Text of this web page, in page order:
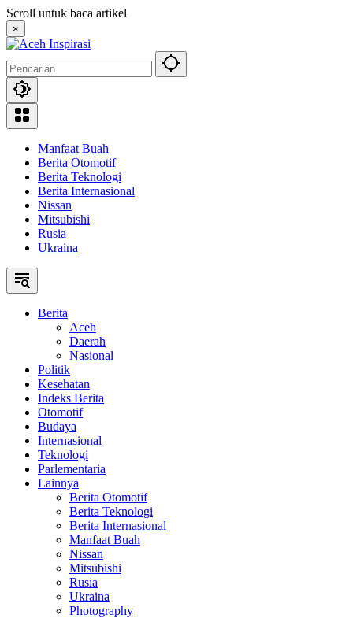
Langsung
ke
konten
Scroll untuk baca artikel
×
Manfaat Buah
Berita Otomotif
Berita Teknologi
Berita Internasional
Nissan
Mitsubishi
Rusia
Ukraina
Berita
Aceh
Daerah
Nasional
Politik
Kesehatan
Indeks Berita
Otomotif
Budaya
Internasional
Teknologi
Parlementaria
Lainnya
Berita Otomotif
Berita Teknologi
Berita Internasional
Manfaat Buah
Nissan
Mitsubishi
Rusia
Ukraina
Photography